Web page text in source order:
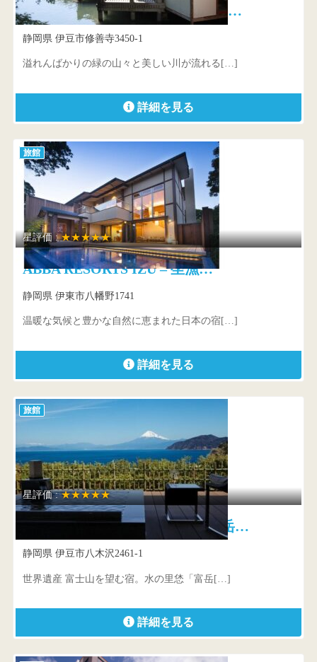
あさば 修善寺に527年続く…
静岡県 伊豆市修善寺3450-1
溢れんばかりの緑の山々と美しい川が流れる[…]
詳細を見る
旅館
星評価 :★★★★★
ABBA RESORTS IZU – 坐漁…
静岡県 伊東市八幡野1741
温暖な気候と豊かな自然に恵まれた日本の宿[…]
詳細を見る
旅館
星評価 :★★★★★
世界遺産 富士山を望む宿 富岳…
静岡県 伊豆市八木沢2461-1
世界遺産 富士山を望む宿。水の里恷「富岳[…]
詳細を見る